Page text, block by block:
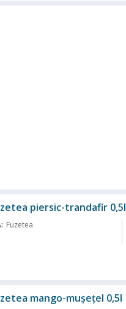
piersic-trandafir 0,5l
Fuzetea
mango-mușețel 0,5l